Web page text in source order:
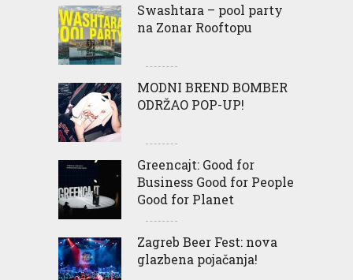
Swashtara – pool party
na Zonar Rooftopu
MODNI BREND BOMBER
ODRŽAO POP-UP!
Greencajt: Good for
Business Good for People
Good for Planet
Zagreb Beer Fest: nova
glazbena pojačanja!